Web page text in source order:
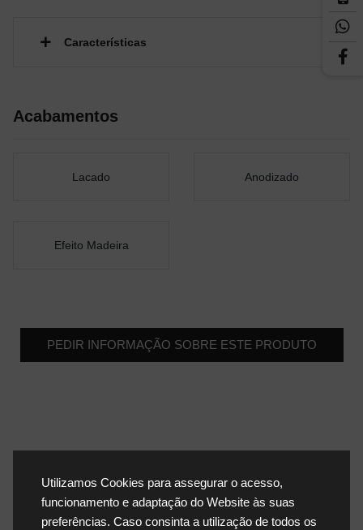
Características
Acabamentos
Lacado Anodizado
Efeito Madeira
PEDIR INFORMAÇÃO SOBRE ESTE PRODUTO
Utilizamos Cookies para assegurar o acesso,
funcionamento e adaptação do Website às suas
preferências. Caso consinta a utilização de todos os